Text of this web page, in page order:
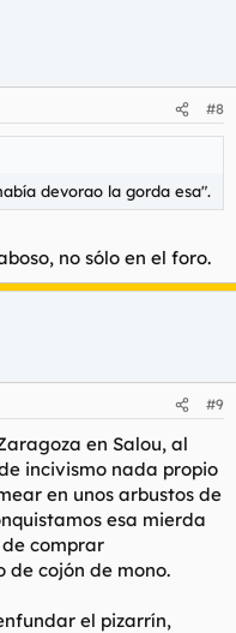
#8
devorao la gorda esa".
no sólo en el foro.
#9
en Salou, al
incivismo nada propio
en unos arbustos de
esa mierda
comprar
de cojón de mono.
el pizarrín,